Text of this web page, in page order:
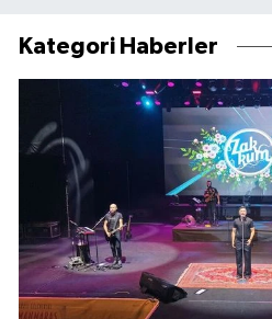
Kategori Haberler